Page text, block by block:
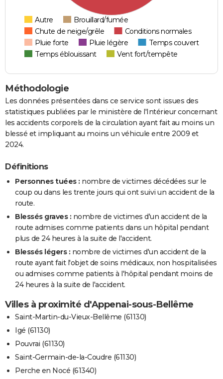
Autre
Brouillard/fumée
Chute de neige/grêle
Conditions normales
Pluie forte
Pluie légère
Temps couvert
Temps éblouissant
Vent fort/tempête
Méthodologie
Les données présentées dans ce service sont issues des
statistiques publiées par le ministère de l'Intérieur concernant
les accidents corporels de la circulation ayant fait au moins un
blessé et impliquant au moins un véhicule entre 2009 et
2024.
Définitions
Personnes tuées : nombre de victimes décédées sur le
coup ou dans les trente jours qui ont suivi un accident de la
route.
Blessés graves : nombre de victimes d'un accident de la
route admises comme patients dans un hôpital pendant
plus de 24 heures à la suite de l'accident.
Blessés légers : nombre de victimes d'un accident de la
route ayant fait l'objet de soins médicaux, non hospitalisées
ou admises comme patients à l'hôpital pendant moins de
24 heures à la suite de l'accident.
Villes à proximité d'Appenai-sous-Bellême
Saint-Martin-du-Vieux-Bellême (61130)
Igé (61130)
Pouvrai (61130)
Saint-Germain-de-la-Coudre (61130)
Perche en Nocé (61340)